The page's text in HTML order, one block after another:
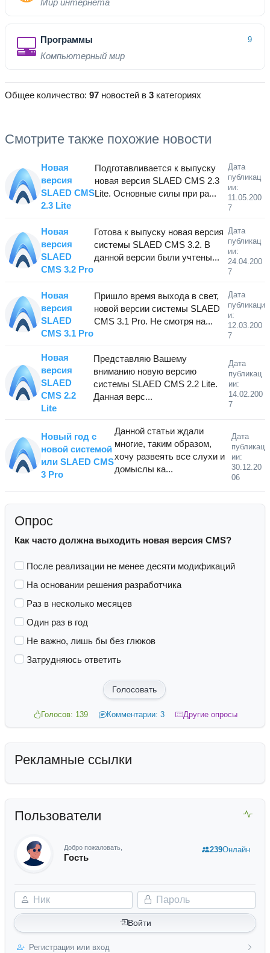
Мир интернета
Программы 9
Компьютерный мир
Общее количество: 97 новостей в 3 категориях
Смотрите также похожие новости
Новая
версия
SLAED CMS
2.3 Lite
Подготавливается к выпуску
новая версия SLAED CMS 2.3
Lite. Основные силы при ра...
Дата
публикац
ии:
11.05.200
7
Новая
версия
SLAED
CMS 3.2 Pro
Готова к выпуску новая версия
системы SLAED CMS 3.2. В
данной версии были учтены...
Дата
публикац
ии:
24.04.200
7
Новая
версия
SLAED
CMS 3.1 Pro
Пришло время выхода в свет,
новой версии системы SLAED
CMS 3.1 Pro. Не смотря на...
Дата
публикаци
и:
12.03.200
7
Новая
версия
SLAED
CMS 2.2
Lite
Представляю Вашему
вниманию новую версию
системы SLAED CMS 2.2 Lite.
Данная верс...
Дата
публикац
ии:
14.02.200
7
Новый год с
новой системой
или SLAED CMS
3 Pro
Данной статьи ждали
многие, таким образом,
хочу развеять все слухи и
домыслы ка...
Дата
публикац
ии:
30.12.20
06
Опрос
Как часто должна выходить новая версия CMS?
После реализации не менее десяти модификаций
На основании решения разработчика
Раз в несколько месяцев
Один раз в год
Не важно, лишь бы без глюков
Затрудняюсь ответить
Голосовать
Голосов: 139 Комментарии: 3 Другие опросы
Рекламные ссылки
Пользователи
Добро пожаловать,
Гость
Ник Пароль
Войти
Регистрация или вход
239Онлайн